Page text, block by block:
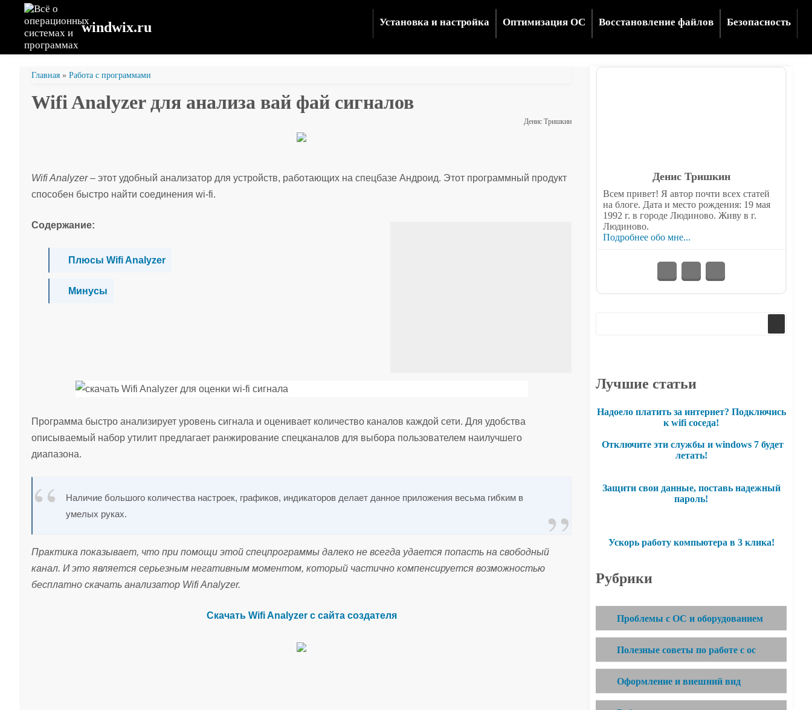
windwix.ru Установка и настройка Оптимизация ОС Восстановление файлов Безопасность
Главная » Работа с программами
Wifi Analyzer для анализа вай фай сигналов
Денис Тришкин
Wifi Analyzer– этот удобный анализатор для устройств, работающих на спецбазе Андроид. Этот программный продукт
способен быстро найти соединения wi-fi.
Содержание:
Плюсы Wifi Analyzer
Минусы
Программа быстро анализирует уровень сигнала и оценивает количество каналов каждой сети. Для удобства
описываемый набор утилит предлагает ранжирование спецканалов для выбора пользователем наилучшего
диапазона.
Наличие большого количества настроек, графиков, индикаторов делает данное приложения весьма гибким в
умелых руках.
Практика показывает, что при помощи этой спецпрограммы далеко не всегда удается попасть на свободный
канал. И это является серьезным негативным моментом, который частично компенсируется возможностью
бесплатно скачать анализатор Wifi Analyzer.
Скачать Wifi Analyzer с сайта создателя
Денис Тришкин
Всем привет! Я автор почти всех статей
на блоге. Дата и место рождения: 19 мая
1992 г. в городе Людиново. Живу в г.
Людиново.
Подробнее обо мне...
Лучшие статьи
Надоело платить за интернет? Подключись
к wifi соседа!
Отключите эти службы и windows 7 будет
летать!
Защити свои данные, поставь надежный
пароль!
Ускорь работу компьютера в 3 клика!
Рубрики
Проблемы с ОС и оборудованием
Полезные советы по работе с ос
Оформление и внешний вид